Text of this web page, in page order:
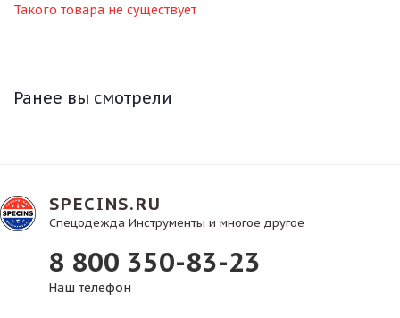
Такого товара не существует
Ранее вы смотрели
SPECINS.RU
Спецодежда Инструменты и многое другое
8 800 350-83-23
Наш телефон